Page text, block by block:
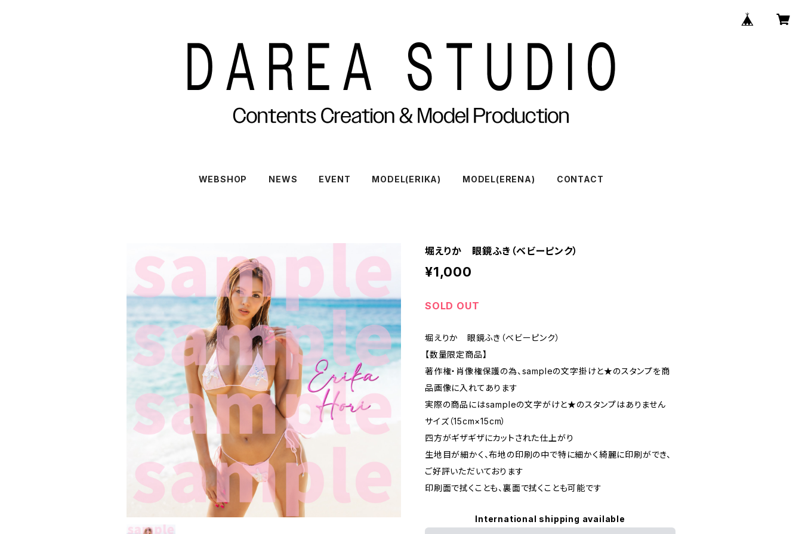
WEBSHOP NEWS EVENT MODEL(ERIKA) MODEL(ERENA) CONTACT
堀えりか 眼鏡ふき（ベビーピンク）
¥1,000
SOLD OUT
堀えりか 眼鏡ふき（ベビーピンク）
【数量限定商品】
著作権・肖像権保護の為、sampleの文字掛けと★のスタンプを商
品画像に入れてあります
実際の商品にはsampleの文字がけと★のスタンプはありません
サイズ（15cm×15cm）
四方がギザギザにカットされた仕上がり
生地目が細かく、布地の印刷の中で特に細かく綺麗に印刷ができ、
ご好評いただいております
印刷面で拭くことも、裏面で拭くことも可能です
International shipping available